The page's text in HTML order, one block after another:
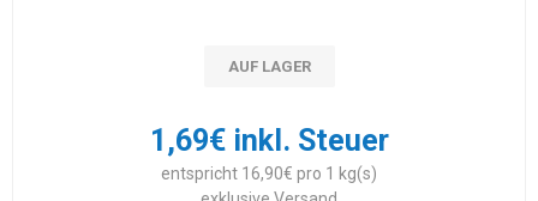
AUF LAGER
1,69€ inkl. Steuer
entspricht 16,90€ pro 1 kg(s)